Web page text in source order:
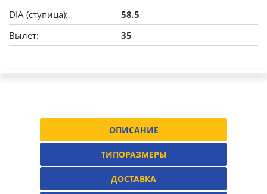
DIA (ступица):
58.5
Вылет:
35
ОПИСАНИЕ
ТИПОРАЗМЕРЫ
ДОСТАВКА